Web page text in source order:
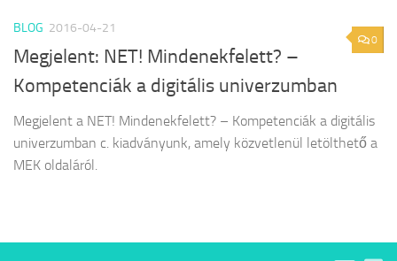
0
BLOG 2016-04-21
Megjelent: NET! Mindenekfelett? –
Kompetenciák a digitális univerzumban
Megjelent a NET! Mindenekfelett? – Kompetenciák a digitális
univerzumban c. kiadványunk, amely közvetlenül letölthető a
MEK oldaláról.